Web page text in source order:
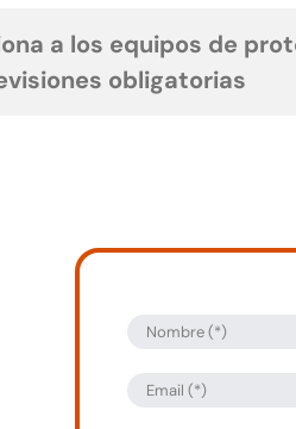
a los equipos de
obligatorias